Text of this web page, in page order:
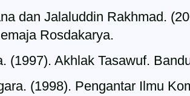
dan Jalaluddin Rakhmad.
Rosdakarya.
(1997). Akhlak Tasawuf.
(1998). Pengantar Ilmu